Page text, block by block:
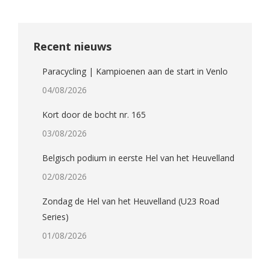
Recent nieuws
Paracycling | Kampioenen aan de start in Venlo
04/08/2026
Kort door de bocht nr. 165
03/08/2026
Belgisch podium in eerste Hel van het Heuvelland
02/08/2026
Zondag de Hel van het Heuvelland (U23 Road
Series)
01/08/2026